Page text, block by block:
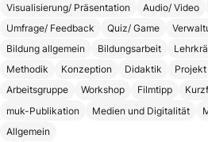
Visualisierung/ Präsentation
Audio/ Video
Umfrage/ Feedback
Quiz/ Game
Bildung allgemein
Bildungsarbeit
Methodik
Konzeption Didaktik Projekt
Arbeitsgruppe
Workshop Filmtipp
muk-Publikation
Medien und Digitalität
Allgemein